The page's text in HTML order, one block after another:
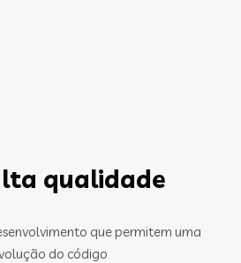
qualidade
que permitem uma
do código